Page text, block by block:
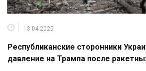
13.04.2025
Республиканские сторонники
давление на Трампа после